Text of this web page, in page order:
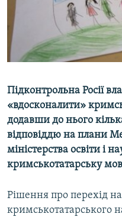
ВІДЕОУРОКИ «ELIFBE»
СВІДЧЕННЯ ОКУПАЦІЇ
УКРАЇНСЬКА ПРОБЛЕМА
Русский
Qırımtatar
Усі сайти RFE/RL
Підконтрольна Росії
«вдосконалити»
додавши до нього
відповіддю на плани
міністерства освіти і
кримськотатарську
Рішення про перехід
кримськотатарського